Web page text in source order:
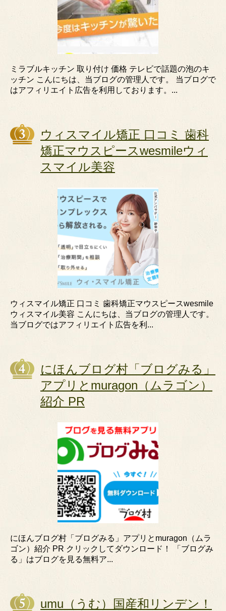
ミラブルキッチン 取り付け 価格 テレビで話題の泡のキ
ッチン こんにちは、当ブログの管理人です。 当ブログで
はアフィリエイト広告を利用しております。...
ウィスマイル矯正 口コミ 歯科
矯正マウスピースwesmileウィ
スマイル美容
ウィスマイル矯正 口コミ 歯科矯正マウスピースwesmile
ウィスマイル美容 こんにちは、当ブログの管理人です。
当ブログではアフィリエイト広告を利...
にほんブログ村「ブログみる」
アプリとmuragon（ムラゴン）
紹介 PR
にほんブログ村「ブログみる」アプリとmuragon（ムラ
ゴン）紹介 PR クリックしてダウンロード！ 「ブログみ
る」はブログを見る無料ア...
umu（うむ）国産和リンデン！